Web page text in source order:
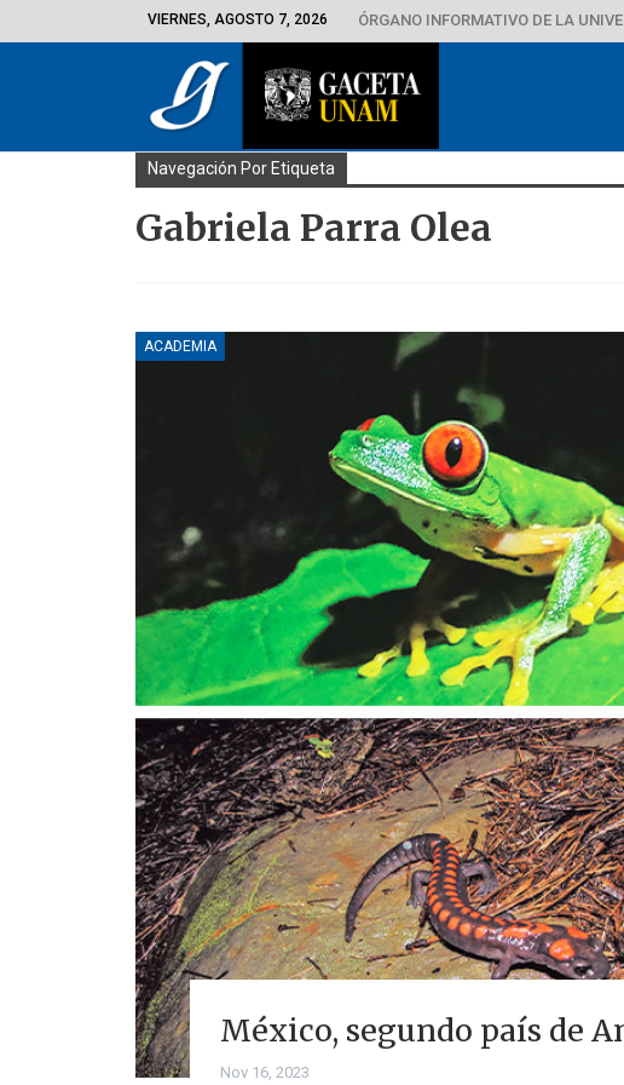
VIERNES, AGOSTO 7, 2026 ÓRGANO INFORMATIVO DE LA
Navegación Por Etiqueta
Gabriela Parra Olea
ACADEMIA
México, segundo país de
Nov 16, 2023